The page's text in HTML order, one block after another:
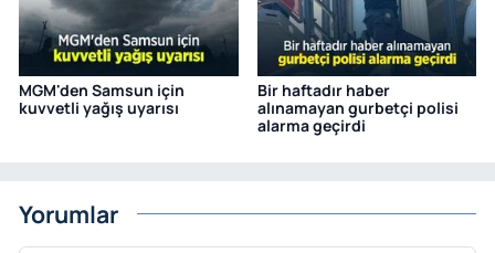
MGM'den Samsun için
kuvvetli yağış uyarısı
Bir haftadır haber
alınamayan gurbetçi polisi
alarma geçirdi
Yorumlar